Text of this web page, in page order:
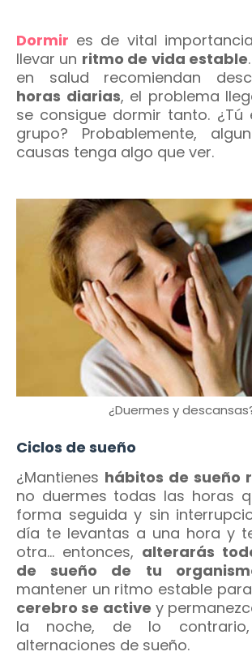
Dormir es de vital
llevar un ritmo de vida estable
en salud recomiendan
horas diarias, el problema
se consigue dormir tanto. ¿Tú
grupo? Probablemente,
causas tenga algo que ver.
¿Duermes y
Ciclos de sueño
¿Mantienes hábitos de sueño
no duermes todas las horas
forma seguida y sin
día te levantas a una hora y
otra... entonces, alterarás
de sueño de tu
mantener un ritmo estable
cerebro se active y
la noche, de lo contrario,
alternaciones de sueño.